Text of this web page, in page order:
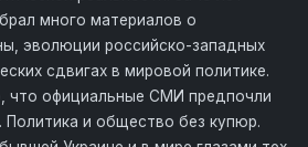
много материалов о
эволюции российско-западных
сдвигах в мировой политике.
что официальные СМИ предпочли
Политика и общество без купюр.